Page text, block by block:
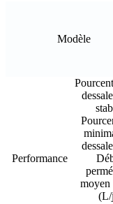
Modèle
Performance
moyen